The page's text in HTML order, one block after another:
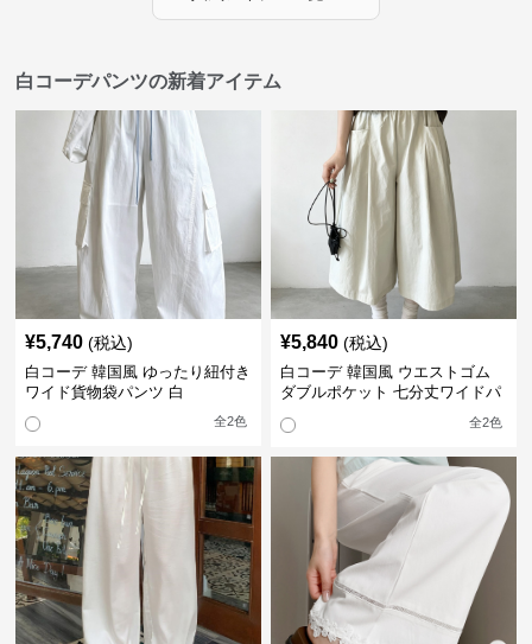
白コーデパンツの新着アイテム
¥5,740 (税込)
白コーデ 韓国風 ゆったり紐付き
ワイド貨物袋パンツ 白
全2色
¥5,840 (税込)
白コーデ 韓国風 ウエストゴム
ダブルポケット 七分丈ワイドパ
全2色